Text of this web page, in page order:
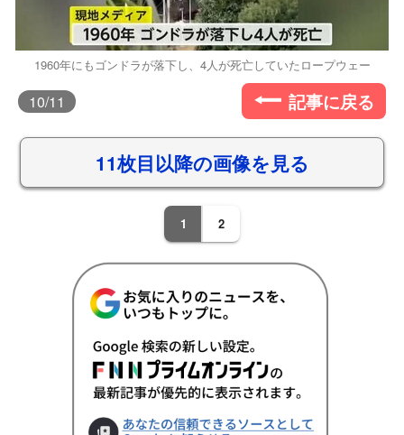
1960年にもゴンドラが落下し、4人が死亡していたロープウェー
10/11 記事に戻る
11枚目以降の画像を見る
1 2